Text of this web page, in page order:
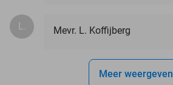
L. Mevr. L. Koffijberg
Meer weergeven